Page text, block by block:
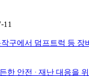
11
한 안전 · 재난 대응을